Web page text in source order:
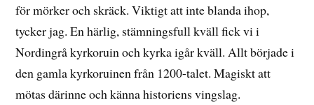
för mörker och skräck. Viktigt att inte blanda ihop,
tycker jag. En härlig, stämningsfull kväll fick vi i
Nordingrå kyrkoruin och kyrka igår kväll. Allt började i
den gamla kyrkoruinen från 1200-talet. Magiskt att
mötas därinne och känna historiens vingslag.